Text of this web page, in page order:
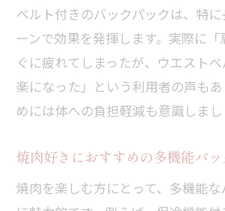
ベルト付きのバックパックは、特
ーンで効果を発揮します。実際に
ぐに疲れてしまったが、ウエスト
楽になった」という利用者の声も
めには体への負担軽減も意識しまし
焼肉好きにおすすめの多機能バ
焼肉を楽しむ方にとって、多機能